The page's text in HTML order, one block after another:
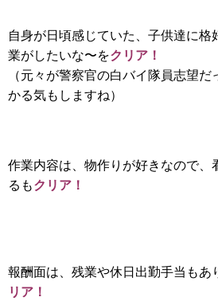
自身が日頃感じていた、子供達に格
業がしたいな〜をクリア！
（元々が警察官の白バイ隊員志望
かる気もしますね）
作業内容は、物作りが好きなので、
るもクリア！
報酬面は、残業や休日出勤手当もあ
リア！